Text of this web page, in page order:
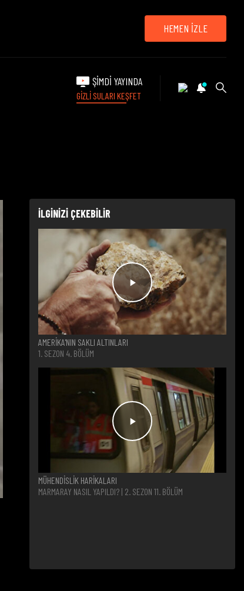
HEMEN İZLE
ŞİMDİ YAYINDA
GİZLİ SULARI KEŞFET
İLGİNİZİ ÇEKEBİLİR
AMERİKA'NIN SAKLI ALTINLARI
1. SEZON 4. BÖLÜM
MÜHENDİSLİK HARİKALARI
MARMARAY NASIL YAPILDI? | 2. SEZON 11. BÖLÜM